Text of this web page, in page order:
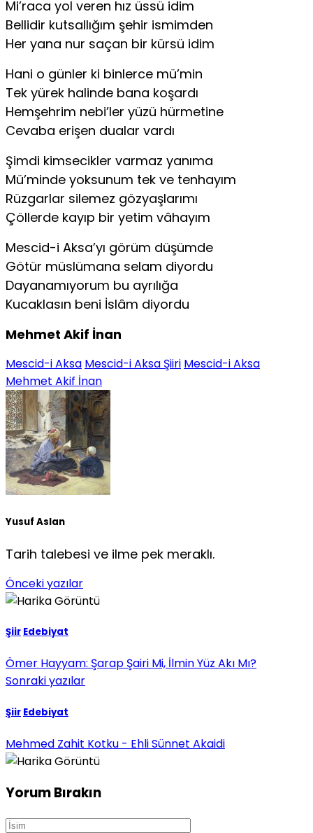
Mi’raca yol veren hız üssü idim
Bellidir kutsallığım şehir ismimden
Her yana nur saçan bir kürsü idim
Hani o günler ki binlerce mü’min
Tek yürek halinde bana koşardı
Hemşehrim nebi’ler yüzü hürmetine
Cevaba erişen dualar vardı
Şimdi kimsecikler varmaz yanıma
Mü’minde yoksunum tek ve tenhayım
Rüzgarlar silemez gözyaşlarımı
Çöllerde kayıp bir yetim vâhayım
Mescid-i Aksa’yı görüm düşümde
Götür müslümana selam diyordu
Dayanamıyorum bu ayrılığa
Kucaklasın beni İslâm diyordu
Mehmet Akif İnan
Mescid-i Aksa Mescid-i Aksa Şiiri Mescid-i Aksa
Mehmet Akif İnan
Yusuf Aslan
Tarih talebesi ve ilme pek meraklı.
Önceki yazılar
Şiir Edebiyat
Ömer Hayyam: Şarap Şairi Mi, İlmin Yüz Akı Mı?
Sonraki yazılar
Şiir Edebiyat
Mehmed Zahit Kotku - Ehli Sünnet Akaidi
Yorum Bırakın